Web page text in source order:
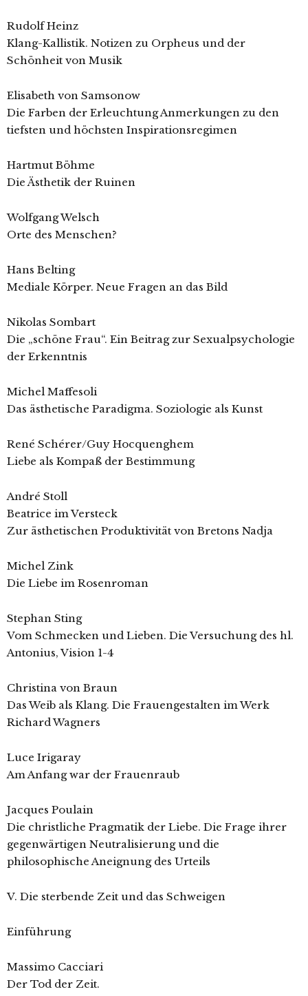
Rudolf Heinz
Klang-Kallistik. Notizen zu Orpheus und der
Schönheit von Musik
Elisabeth von Samsonow
Die Farben der Erleuchtung Anmerkungen zu den
tiefsten und höchsten Inspirationsregimen
Hartmut Böhme
Die Ästhetik der Ruinen
Wolfgang Welsch
Orte des Menschen?
Hans Belting
Mediale Körper. Neue Fragen an das Bild
Nikolas Sombart
Die „schöne Frau“. Ein Beitrag zur Sexualpsychologie
der Erkenntnis
Michel Maffesoli
Das ästhetische Paradigma. Soziologie als Kunst
René Schérer/Guy Hocquenghem
Liebe als Kompaß der Bestimmung
André Stoll
Beatrice im Versteck
Zur ästhetischen Produktivität von Bretons Nadja
Michel Zink
Die Liebe im Rosenroman
Stephan Sting
Vom Schmecken und Lieben. Die Versuchung des hl.
Antonius, Vision 1-4
Christina von Braun
Das Weib als Klang. Die Frauengestalten im Werk
Richard Wagners
Luce Irigaray
Am Anfang war der Frauenraub
Jacques Poulain
Die christliche Pragmatik der Liebe. Die Frage ihrer
gegenwärtigen Neutralisierung und die
philosophische Aneignung des Urteils
V. Die sterbende Zeit und das Schweigen
Einführung
Massimo Cacciari
Der Tod der Zeit.